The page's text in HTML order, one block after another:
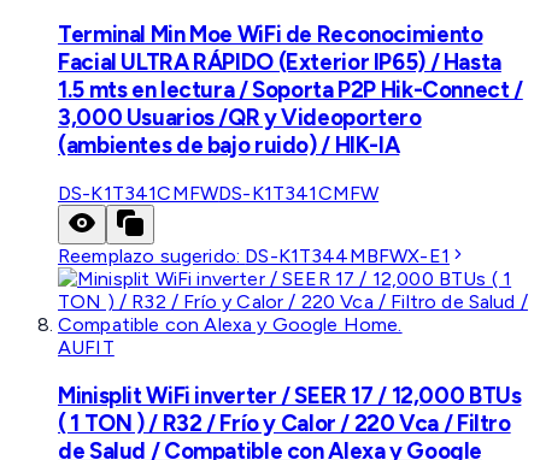
Terminal Min Moe WiFi de Reconocimiento
Facial ULTRA RÁPIDO (Exterior IP65) / Hasta
1.5 mts en lectura / Soporta P2P Hik-Connect /
3,000 Usuarios /QR y Videoportero
(ambientes de bajo ruido) / HIK-IA
DS-K1T341CMFWDS-K1T341CMFW
Reemplazo sugerido: DS-K1T344MBFWX-E1
AUFIT
Minisplit WiFi inverter / SEER 17 / 12,000 BTUs
( 1 TON ) / R32 / Frío y Calor / 220 Vca / Filtro
de Salud / Compatible con Alexa y Google